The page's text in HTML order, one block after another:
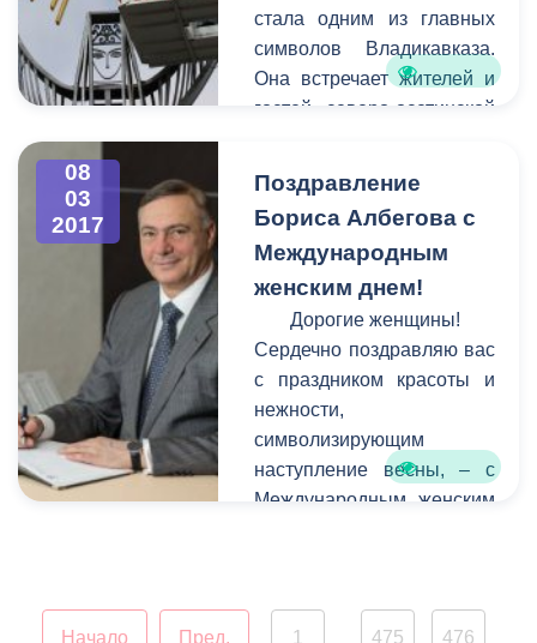
закону не имеет права
наводить на них порядок.
стала одним из главных
символов Владикавказа.
Она встречает жителей и
гостей северо-осетинской
К сожалению, в последние
годы вид сооружения
оставлял желать лучшего -
оно пострадало от
коррозии, стала заметной
усталость металла.
08
03
2017
Поздравление
Бориса Албегова с
Международным
женским днем!
Дорогие женщины!
Сердечно поздравляю вас
с праздником красоты и
нежности,
символизирующим
наступление весны, – с
Международным женским
Начало Пред.
1
475 476